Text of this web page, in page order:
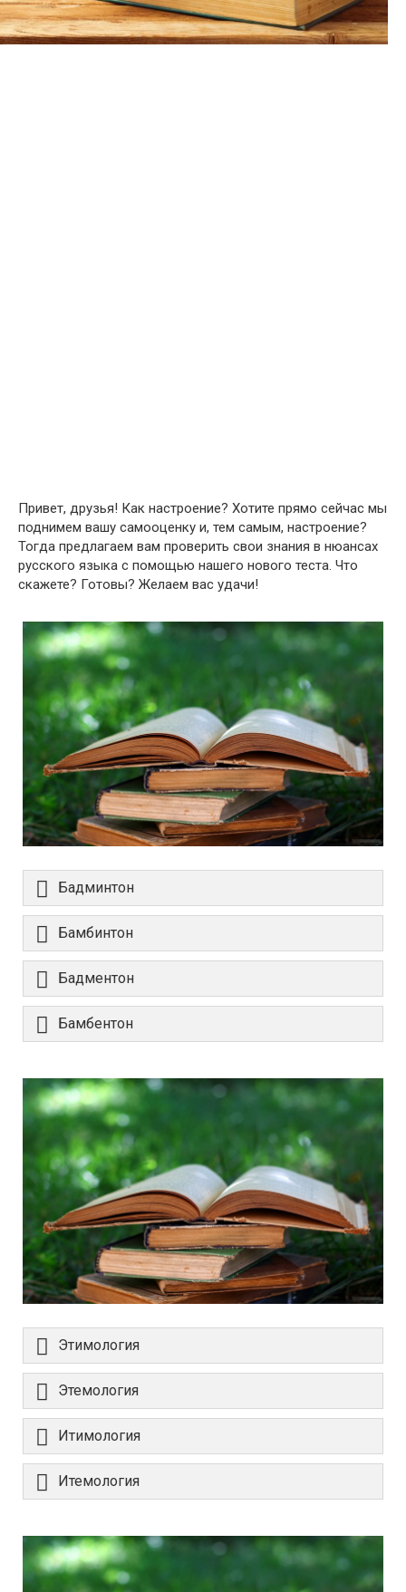
Привет, друзья! Как настроение? Хотите прямо сейчас мы
поднимем вашу самооценку и, тем самым, настроение?
Тогда предлагаем вам проверить свои знания в нюансах
русского языка с помощью нашего нового теста. Что
скажете? Готовы? Желаем вас удачи!
Бадминтон
Бамбинтон
Бадментон
Бамбентон
Этимология
Этемология
Итимология
Итемология